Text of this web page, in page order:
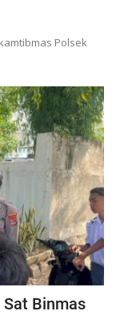
Polsek
Sat Binmas